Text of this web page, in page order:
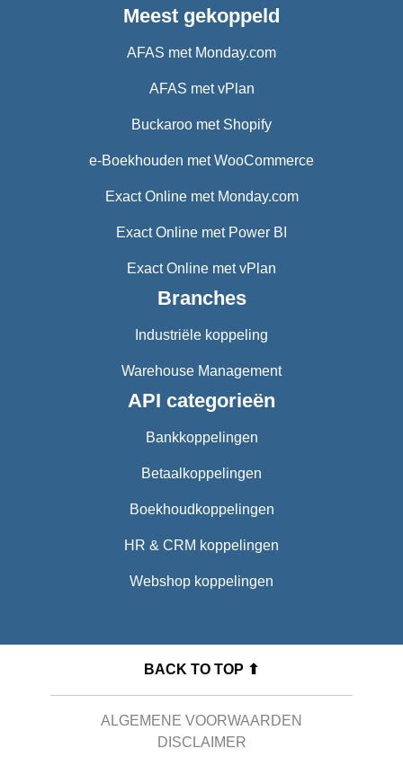
Meest gekoppeld
AFAS met Monday.com
AFAS met vPlan
Buckaroo met Shopify
e-Boekhouden met WooCommerce
Exact Online met Monday.com
Exact Online met Power BI
Exact Online met vPlan
Branches
Industriële koppeling
Warehouse Management
API categorieën
Bankkoppelingen
Betaalkoppelingen
Boekhoudkoppelingen
HR & CRM koppelingen
Webshop koppelingen
BACK TO TOP ⬆
ALGEMENE VOORWAARDEN
DISCLAIMER